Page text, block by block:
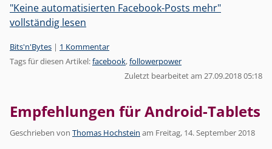
"Keine automatisierten Facebook-Posts mehr"
vollständig lesen
Kategorien:
Bits'n'Bytes | 1 Kommentar
Tags für diesen Artikel:facebook,followerpower
Zuletzt bearbeitet am 27.09.2018 05:18
Empfehlungen für Android-Tablets
Geschrieben von Thomas Hochstein am Freitag, 14. September 2018